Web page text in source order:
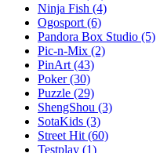
Ninja Fish (4)
Ogosport (6)
Pandora Box Studio (5)
Pic-n-Mix (2)
PinArt (43)
Poker(30)
Puzzle (29)
ShengShou (3)
SotaKids (3)
Street Hit (60)
Testplay (1)